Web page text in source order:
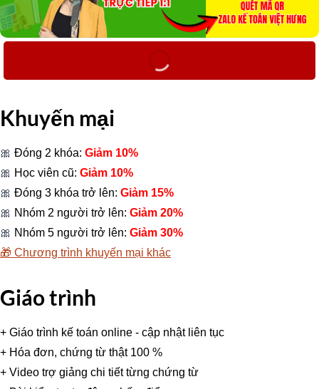
Khuyến mại
🎀 Đóng 2 khóa: Giảm 10%
🎀 Học viên cũ: Giảm 10%
🎀 Đóng 3 khóa trở lên: Giảm 15%
🎀 Nhóm 2 người trở lên: Giảm 20%
🎀 Nhóm 5 người trở lên: Giảm 30%
🎁 Chương trình khuyến mại khác
Giáo trình
+ Giáo trình kế toán online - cập nhật liên tục
+ Hóa đơn, chứng từ thật 100 %
+ Video trợ giảng chi tiết từng chứng từ